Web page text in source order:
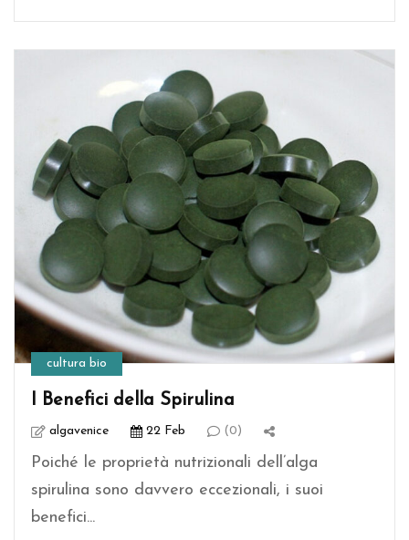
cultura bio
I Benefici della Spirulina
algavenice 22 Feb (0)
Poiché le proprietà nutrizionali dell’alga
spirulina sono davvero eccezionali, i suoi
benefici...